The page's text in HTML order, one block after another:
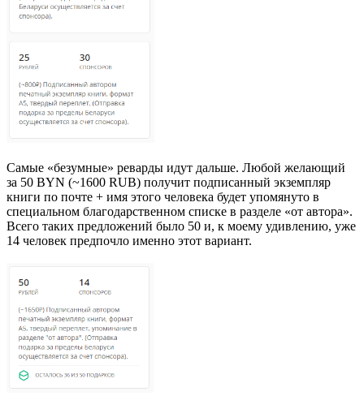
Самые «безумные» реварды идут дальше. Любой желающий
за 50 BYN (~1600 RUB) получит подписанный экземпляр
книги по почте + имя этого человека будет упомянуто в
специальном благодарственном списке в разделе «от автора».
Всего таких предложений было 50 и, к моему удивлению, уже
14 человек предпочло именно этот вариант.